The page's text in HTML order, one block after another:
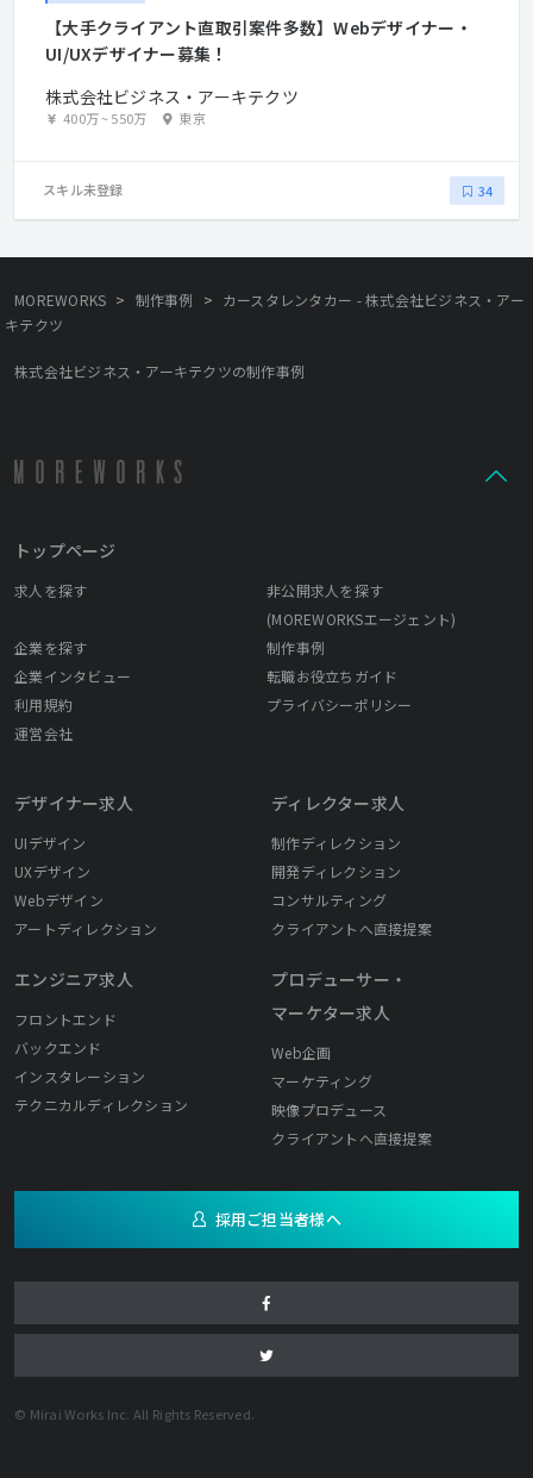
【大手クライアント直取引案件多数】Webデザイナー・
UI/UXデザイナー募集！
株式会社ビジネス・アーキテクツ
400万~550万 東京
スキル未登録 34
MOREWORKS > 制作事例 > カースタレンタカー - 株式会社ビジネス・アー
キテクツ
株式会社ビジネス・アーキテクツの制作事例
トップページ
求人を探す
非公開求人を探す
(MOREWORKSエージェント)
企業を探す
制作事例
企業インタビュー
転職お役立ちガイド
利用規約
プライバシーポリシー
運営会社
デザイナー求人
UIデザイン
UXデザイン
Webデザイン
アートディレクション
エンジニア求人
フロントエンド
バックエンド
インスタレーション
テクニカルディレクション
ディレクター求人
制作ディレクション
開発ディレクション
コンサルティング
クライアントへ直接提案
プロデューサー・
マーケター求人
Web企画
マーケティング
映像プロデュース
クライアントへ直接提案
採用ご担当者様へ
© Mirai Works Inc. All Rights Reserved.